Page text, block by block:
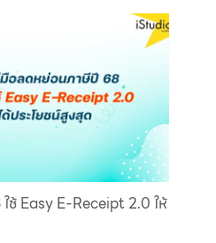
ช้ Easy E-Receipt 2.0 ให้